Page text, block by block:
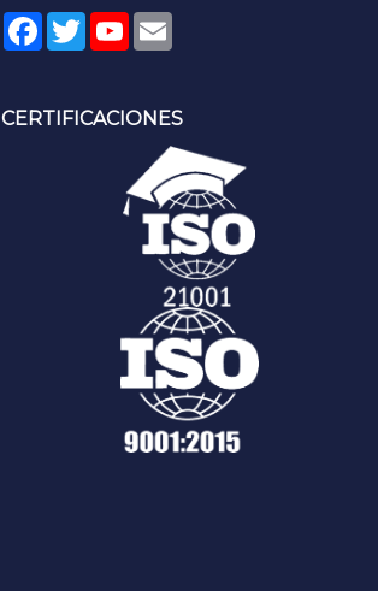
Facebook
TwitterYouTubeEmail
CERTIFICACIONES